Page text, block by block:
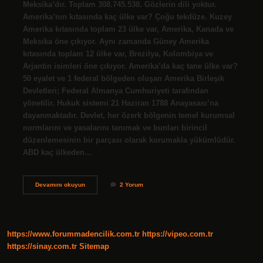
Meksika’dır. Toplam 308.745.538. Gözlerin dili yoktur.
Amerika’nın kıtasında kaç ülke var? Çoğu tekdüze. Kuzey
Amerika kıtasında toplam 23 ülke var, Amerika, Kanada ve
Meksika öne çıkıyor. Aynı zamanda Güney Amerika
kıtasında toplam 12 ülke var, Brezilya, Kolombiya ve
Arjantin isimleri öne çıkıyor. Amerika’da kaç tane ülke var?
50 eyalet ve 1 federal bölgeden oluşan Amerika Birleşik
Devletleri; Federal Almanya Cumhuriyeti tarafından
yönetilir. Hukuk sistemi 21 Haziran 1788 Anayasası’na
dayanmaktadır. Devlet, her özerk bölgenin temel kurumsal
normlarını ve yasalarını tanımak ve bunları birincil
düzenlemesinin bir parçası olarak korumakla yükümlüdür.
ABD kaç ülkeden…
Devamını okuyunAmerika
2 Yorum
https://www.forummadencilik.com.tr https://vipeo.com.tr
https://sinay.com.tr Sitemap